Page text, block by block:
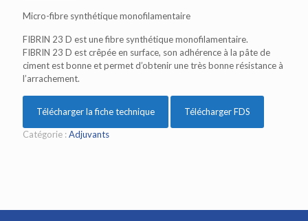
Micro-fibre synthétique monofilamentaire
FIBRIN 23 D est une fibre synthétique monofilamentaire.
FIBRIN 23 D est crêpée en surface, son adhérence à la pâte de
ciment est bonne et permet d’obtenir une très bonne résistance à
l’arrachement.
Télécharger la fiche technique Télécharger FDS
Catégorie :Adjuvants